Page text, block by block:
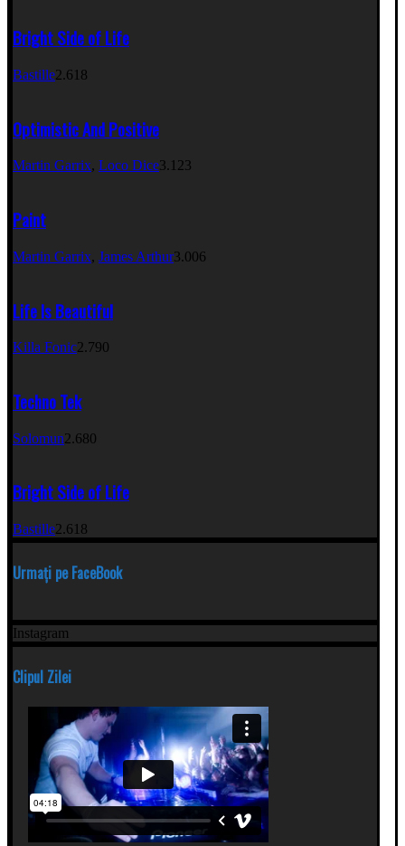
Bright Side of Life
Bastille2.618
Optimistic And Positive
Martin Garrix, Loco Dice3.123
Paint
Martin Garrix, James Arthur3.006
Life Is Beautiful
Killa Fonic2.790
Techno Tek
Solomun2.680
Bright Side of Life
Bastille2.618
Urmați pe FaceBook
Instagram
Clipul Zilei